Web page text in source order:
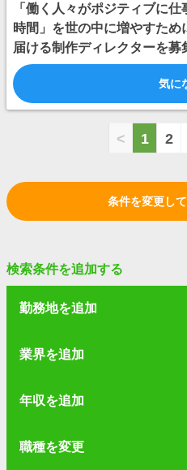
「働く人々がポジティブに
時間」を世の中に増やすため
届ける制作ディレクターを募
気に
< 1 2
条件を変更し
検索条件を追加する
勤務地を追加
業界を追加
年収を追加
職種を変更